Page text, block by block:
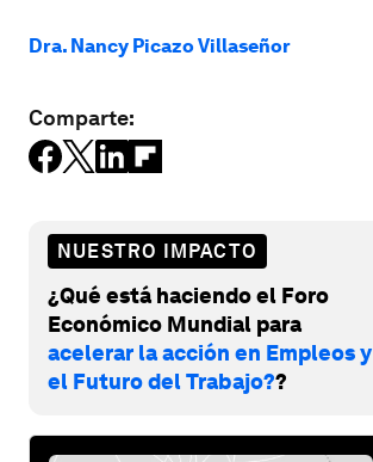
Dra. Nancy Picazo Villaseñor
Comparte:
NUESTRO IMPACTO
¿Qué está haciendo el Foro
Económico Mundial para
acelerar la acción en Empleos y
el Futuro del Trabajo??